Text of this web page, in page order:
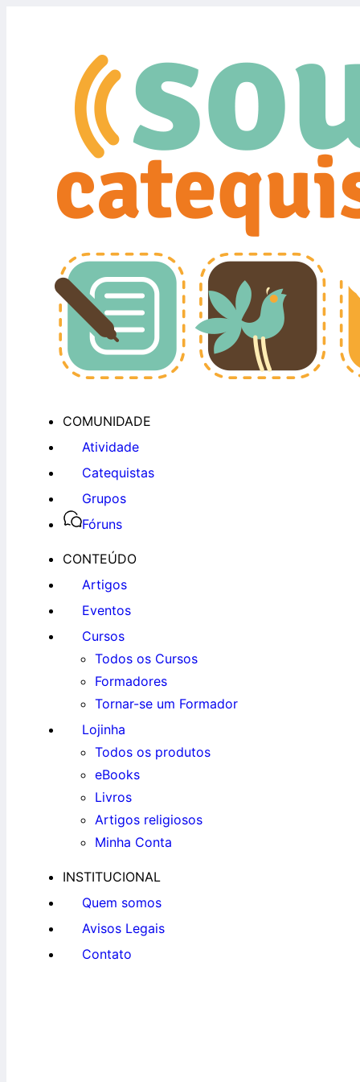
COMUNIDADE
Atividade
Catequistas
Grupos
Fóruns
CONTEÚDO
Artigos
Eventos
Cursos
Todos os Cursos
Formadores
Tornar-se um Formador
Lojinha
Todos os produtos
eBooks
Livros
Artigos religiosos
Minha Conta
INSTITUCIONAL
Quem somos
Avisos Legais
Contato